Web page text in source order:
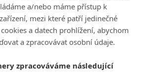
PŘIHLÁSIT
REGISTROVAT
jePetr Slavík, e-mailserialy@fandimefilmu.cz
a/nebo máme přístup k
mezi které patří jedinečné
a datech prohlížení, abychom
a zpracovávat osobní údaje.
zpracováváme následující